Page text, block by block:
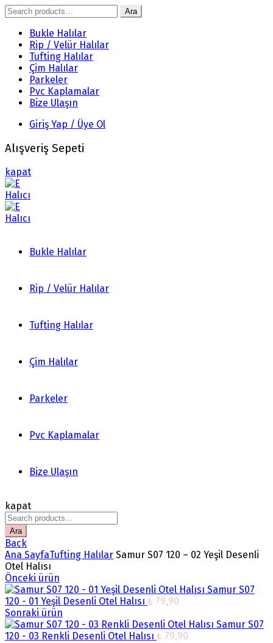
Search
for:
Ara
Bukle Halılar
Rip / Velür Halılar
Tufting Halılar
Çim Halılar
Parkeler
Pvc Kaplamalar
Bize Ulaşın
Giriş Yap / Üye Ol
Alışveriş Sepeti
kapat
Bukle Halılar
Rip / Velür Halılar
Tufting Halılar
Çim Halılar
Parkeler
Pvc Kaplamalar
Bize Ulaşın
kapat
Search
for:
Ara
Back
Ana SayfaTufting Halılar Samur S07 120 – 02 Yeşil Desenli
Otel Halısı
Önceki ürün
Samur S07
120 - 01 Yeşil Desenli Otel Halısı ₺ 79,90
Sonraki ürün
Samur S07
120 - 03 Renkli Desenli Otel Halısı ₺ 79,90